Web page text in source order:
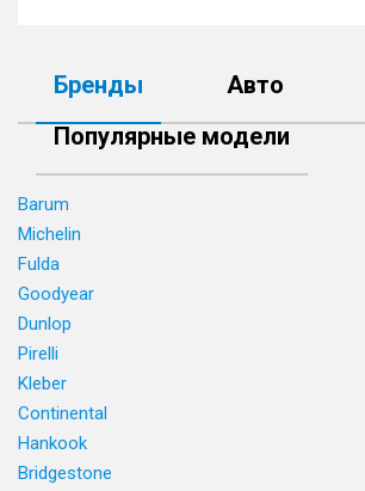
Бренды
Авто
Популярные модели
Barum
Michelin
Fulda
Goodyear
Dunlop
Pirelli
Kleber
Continental
Hankook
Bridgestone